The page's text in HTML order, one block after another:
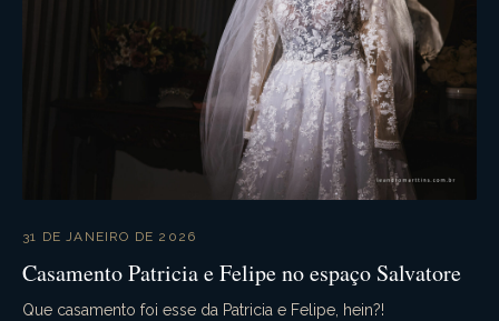
31 DE JANEIRO DE 2026
Casamento Patricia e Felipe no espaço Salvatore
Que casamento foi esse da Patricia e Felipe, hein?!